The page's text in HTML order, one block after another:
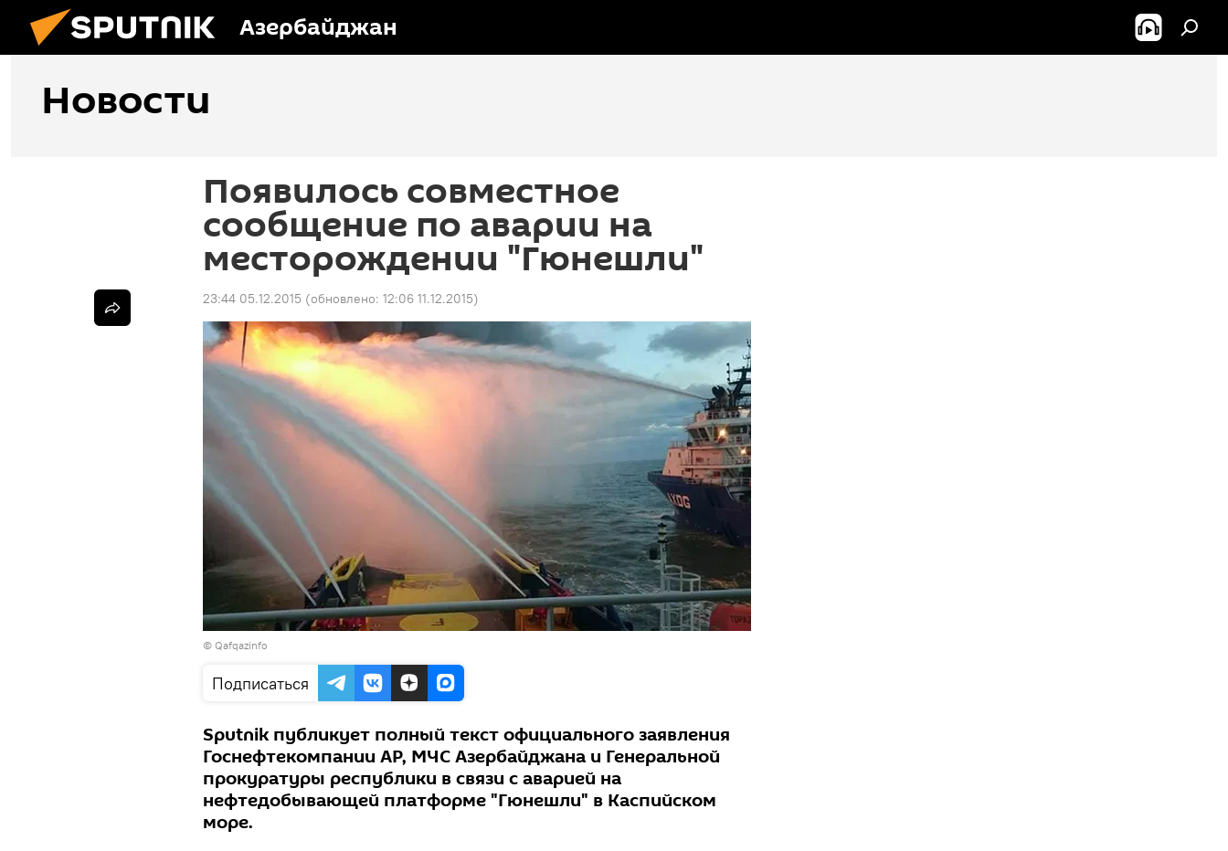
Азербайджан
Новости
Появилось совместное
сообщение по аварии на
месторождении "Гюнешли"
23:44 05.12.2015 (обновлено: 12:06 11.12.2015)
© Qafqazinfo
Подписаться
Sputnik публикует полный текст официального заявления
Госнефтекомпании АР, МЧС Азербайджана и Генеральной
прокуратуры республики в связи с аварией на
нефтедобывающей платформе "Гюнешли" в Каспийском
море.